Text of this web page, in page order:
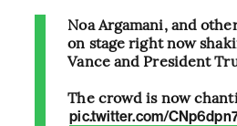
Noa Argamani, and
on stage right now
Vance and President
The crowd is now
pic.twitter.com/